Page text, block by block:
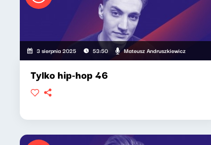
3 sierpnia 2025 53:50 Mateusz Andruszkiewicz
Tylko hip-hop 46